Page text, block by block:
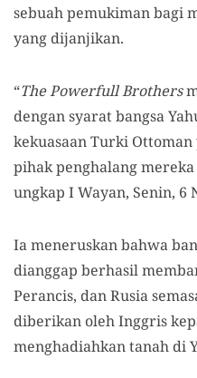
sebuah pemukiman bagi
yang dijanjikan.
“The Powerfull Brothers
dengan syarat bangsa
kekuasaan Turki
pihak penghalang
ungkap I Wayan, Senin, 6
Ia meneruskan bahwa
dianggap berhasil
Perancis, dan Rusia
diberikan oleh Inggris
menghadiahkan tanah di